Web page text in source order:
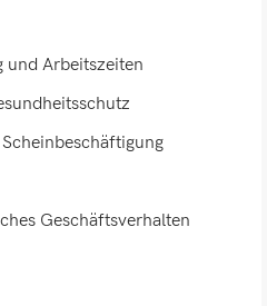
und Arbeitszeiten
Geschäftsverhalten